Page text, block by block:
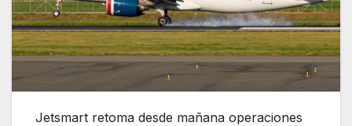
Jetsmart retoma desde mañana operaciones